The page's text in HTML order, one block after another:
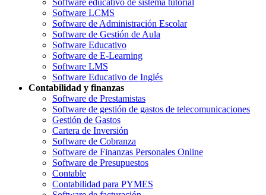
Software LCMS
Software de Administración Escolar
Software de Gestión de Aula
Software Educativo
Software de E-Learning
Software LMS
Software Educativo de Inglés
Contabilidad y finanzas
Software de Prestamistas
Software de gestión de gastos de telecomunicaciones
Gestión de Gastos
Cartera de Inversión
Software de Cobranza
Software de Finanzas Personales Online
Software de Presupuestos
Contable
Contabilidad para PYMES